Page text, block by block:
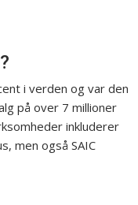
i verden og var den
på over 7 millioner
inkluderer
men også SAIC